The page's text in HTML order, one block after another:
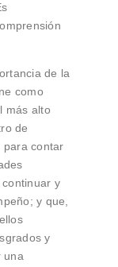
de la
como
más alto
de
para contar
y
y que,
y
una